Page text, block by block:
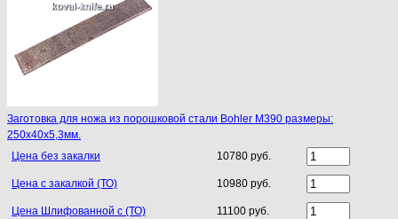
Заготовка для ножа из порошковой стали Bohler M390 размеры:
250х40х5,3мм.
Цена без закалки
10780 руб.
Цена с закалкой (ТО) 10980 руб.
Цена Шлифованной с (ТО) 11100 руб.